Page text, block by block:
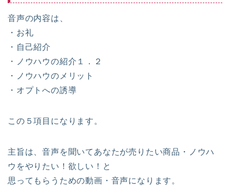
音声の内容は、
・お礼
・自己紹介
・ノウハウの紹介１．２
・ノウハウのメリット
・オプトへの誘導
この５項目になります。
主旨は、音声を聞いてあなたが売りたい商品・ノウハ
ウをやりたい！欲しい！と
思ってもらうための動画・音声になります。